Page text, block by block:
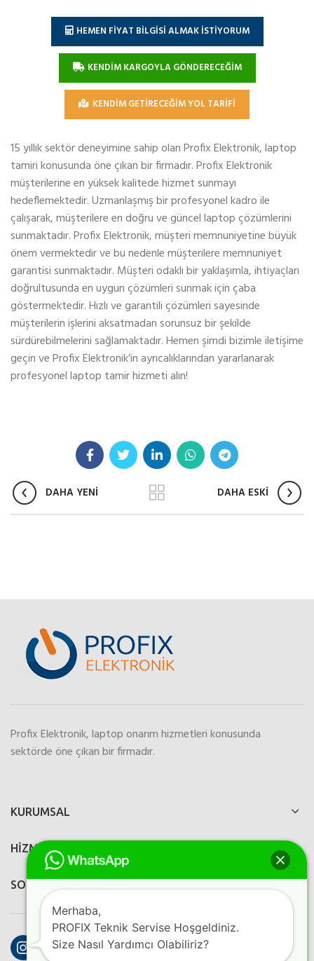
HEMEN FİYAT BİLGİSİ ALMAK İSTİYORUM
KENDİM KARGOYLA GÖNDERECEĞİM
KENDİM GETİRECEĞİM YOL TARİFİ
15 yıllık sektör deneyimine sahip olan Profix Elektronik, laptop
tamiri konusunda öne çıkan bir firmadır. Profix Elektronik
müşterilerine en yüksek kalitede hizmet sunmayı
hedeflemektedir. Uzmanlaşmış bir profesyonel kadro ile
çalışarak, müşterilere en doğru ve güncel laptop çözümlerini
sunmaktadır. Profix Elektronik, müşteri memnuniyetine büyük
önem vermektedir ve bu nedenle müşterilere memnuniyet
garantisi sunmaktadır. Müşteri odaklı bir yaklaşımla, ihtiyaçları
doğrultusunda en uygun çözümleri sunmak için çaba
göstermektedir. Hızlı ve garantili çözümleri sayesinde
müşterilerin işlerini aksatmadan sorunsuz bir şekilde
sürdürebilmelerini sağlamaktadır. Hemen şimdi bizimle iletişime
geçin ve Profix Elektronik’in ayrıcalıklarından yararlanarak
profesyonel laptop tamir hizmeti alın!
DAHA YENİ DAHA ESKİ
Profix Elektronik, laptop onarım hizmetleri konusunda
sektörde öne çıkan bir firmadır.
KURUMSAL
HİZMETLERİMİZ
SOSYAL MEDYA
Instagram
Facebook
YouTube
Merhaba,
PROFIX Teknik Servise Hoşgeldiniz.
Size Nasıl Yardımcı Olabiliriz?